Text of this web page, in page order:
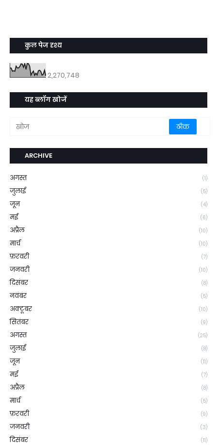
कुल पेज दृश्य
2,270,748
यह ब्लॉग खोजें
ARCHIVE
अगस्त (1)
जुलाई (5)
जून (4)
मई (6)
अप्रैल (10)
मार्च (10)
फ़रवरी (7)
जनवरी (10)
दिसंबर (8)
नवंबर (5)
अक्टूबर (10)
सितंबर (9)
अगस्त (25)
जुलाई (8)
जून (11)
मई (7)
अप्रैल (8)
मार्च (5)
फ़रवरी (9)
जनवरी (3)
दिसंबर (11)